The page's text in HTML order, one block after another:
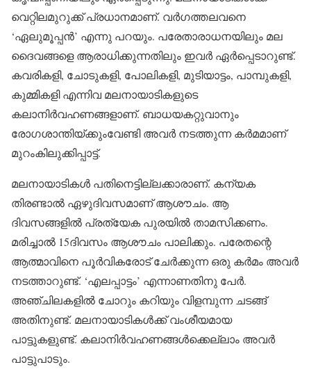
വെറ്റിലമുറുക്ക് പ്രധാനമാണ്. വര്‍ഗത്തലവനെ
‘ഏലുമൂപ്പന്‍’ എന്നു പറയും. പരേതാരാധനയിലും മല
ദൈവങ്ങളെ ആരാധിക്കുന്നതിലും ഇവര്‍ ഏര്‍പ്പെടാറുണ്ട്.
കവരികളി, ചോടുകളി, പോലികളി, മുടിയാട്ടം, പാമ്പുകളി,
കുമ്മികളി എന്നിവ മലനായാടികളുടെ
കലാനിര്‍വഹണങ്ങളാണ്. ബാധയകറ്റുവാനും
രോഗശാന്തിയ്ക്കുംവേണ്ടി അവര്‍ നടത്തുന്ന കര്‍മമാണ്
മുറംകിലുക്കിപ്പാട്ട്.
മലനായാടികള്‍ പതിനെട്ടില്ലക്കാരാണ്. കന്യക
തിരണ്ടാല്‍ ഏഴുദിവസമാണ് ആശൗചം. ആ
ദിവസങ്ങളില്‍ പ്രത്യേക പുരയില്‍ താമസിക്കണം.
മരിച്ചാല്‍ 15ദിവസം ആശൗചം പാലിക്കും. പരേതന്റെ
ആത്മാവിനെ പൂര്‍വികരോട് ചേര്‍ക്കുന്ന ഒരു കര്‍മം അവര്‍
നടത്താറുണ്ട്. ‘എലപ്പാട്ടം’ എന്നാണതിനു പേര്‍.
അഞ്ചിലകളില്‍ ചോറും കറിയും വിളമ്പുന്ന ചടങ്ങ്
അതിനുണ്ട്. മലനായാടികള്‍ക്ക് വംശീയമായ
പാട്ടുകളുണ്ട്. കലാനിര്‍വഹണങ്ങള്‍ക്കെല്ലാം അവര്‍
പാട്ടുപാടും.